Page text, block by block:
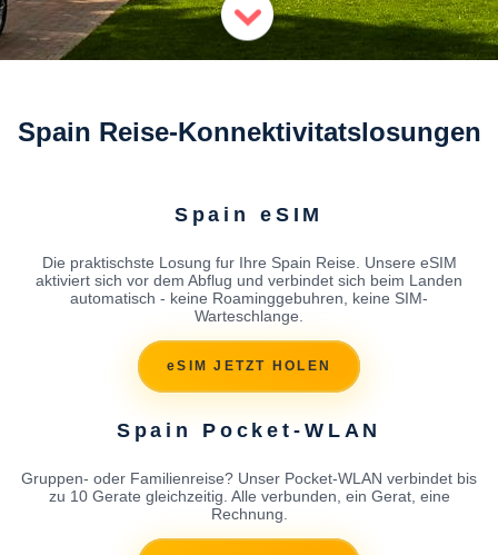
Spain Reise-Konnektivitatslosungen
Spain eSIM
Die praktischste Losung fur Ihre Spain Reise. Unsere eSIM
aktiviert sich vor dem Abflug und verbindet sich beim Landen
automatisch - keine Roaminggebuhren, keine SIM-
Warteschlange.
eSIM JETZT HOLEN
Spain Pocket-WLAN
Gruppen- oder Familienreise? Unser Pocket-WLAN verbindet bis
zu 10 Gerate gleichzeitig. Alle verbunden, ein Gerat, eine
Rechnung.